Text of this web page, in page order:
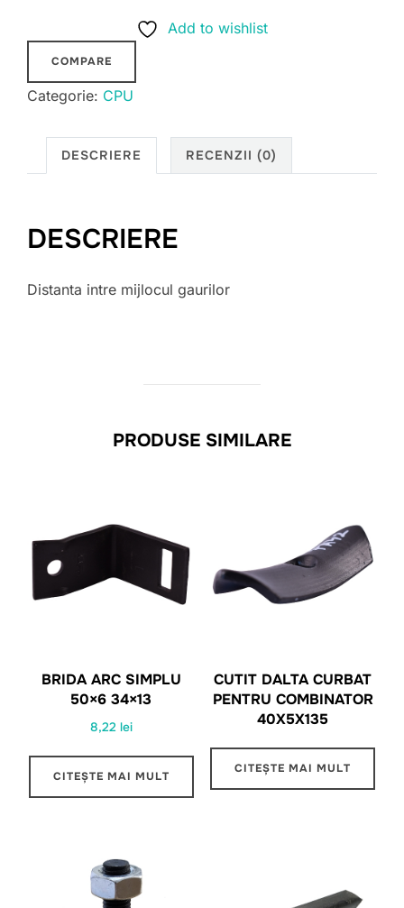
Add to wishlist
COMPARE
Categorie: CPU
DESCRIERE RECENZII (0)
DESCRIERE
Distanta intre mijlocul gaurilor
PRODUSE SIMILARE
BRIDA ARC SIMPLU
50×6 34×13
8,22 lei
CITEȘTE MAI MULT
CUTIT DALTA CURBAT
PENTRU COMBINATOR
40X5X135
CITEȘTE MAI MULT